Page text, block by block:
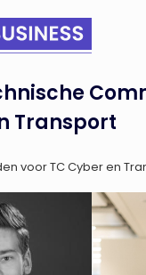
Transport
voor TC Cyber en